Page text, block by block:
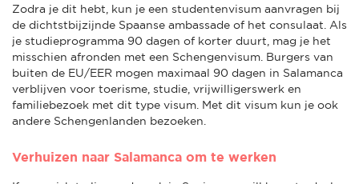
Zodra je dit hebt, kun je een studentenvisum aanvragen bij
de dichtstbijzijnde Spaanse ambassade of het consulaat. Als
je studieprogramma 90 dagen of korter duurt, mag je het
misschien afronden met een Schengenvisum. Burgers van
buiten de EU/EER mogen maximaal 90 dagen in Salamanca
verblijven voor toerisme, studie, vrijwilligerswerk en
familiebezoek met dit type visum. Met dit visum kun je ook
andere Schengenlanden bezoeken.
Verhuizen naar Salamanca om te werken